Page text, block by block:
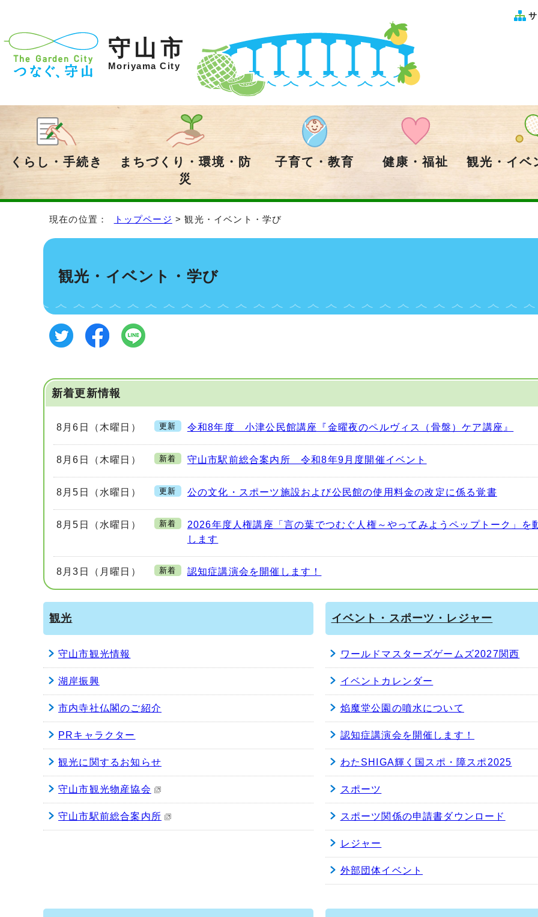
守山市
Moriyama City
くらし・手続き
まちづくり・環境・防
災
子育て・教育 健康・福祉 観光・イベ
現在の位置： トップページ > 観光・イベント・学び
観光・イベント・学び
新着更新情報
8月6日（木曜日） 更新 令和8年度 小津公民館講座『金曜夜のペルヴィス（骨盤）ケア講座』
8月6日（木曜日） 新着 守山市駅前総合案内所 令和8年9月度開催イベント
8月5日（水曜日） 更新 公の文化・スポーツ施設および公民館の使用料金の改定に係る覚書
8月5日（水曜日） 新着
2026年度人権講座「言の葉でつむぐ人権～やってみようペップトーク」を
します
8月3日（月曜日） 新着 認知症講演会を開催します！
観光
守山市観光情報
湖岸振興
市内寺社仏閣のご紹介
PRキャラクター
観光に関するお知らせ
守山市観光物産協会
守山市駅前総合案内所
イベント・スポーツ・レジャー
ワールドマスターズゲームズ2027関西
イベントカレンダー
焰魔堂公園の噴水について
認知症講演会を開催します！
わたSHIGA輝く国スポ・障スポ2025
スポーツ
スポーツ関係の申請書ダウンロード
レジャー
外部団体イベント